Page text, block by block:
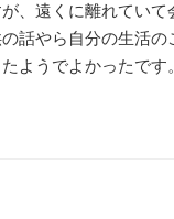
、遠くに離れてい
話やら自分の生活
ようでよかったです。